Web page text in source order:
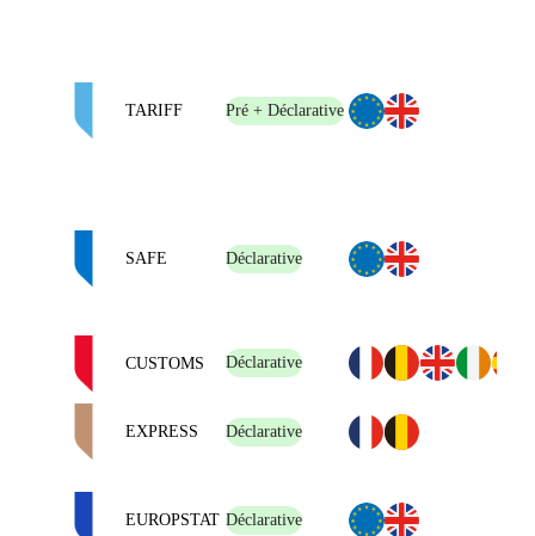
TARIFF Pré + Déclarative
SAFE Déclarative
CUSTOMS Déclarative
EXPRESS Déclarative
EUROPSTAT Déclarative